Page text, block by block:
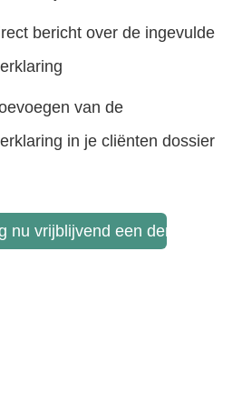
bericht over de ingevulde
van de
in je cliënten dossier
nu vrijblijvend een demonstratie